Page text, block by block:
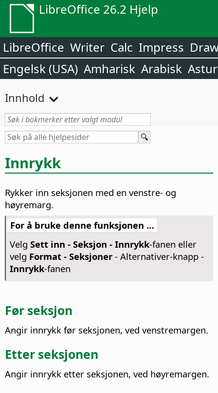
LibreOffice 26.2 Hjelp
LibreOffice Writer Calc Impress
Engelsk (USA) Amharisk Arabisk
Innhold
Innrykk
Rykker inn seksjonen med en venstre- og
høyremarg.
For å bruke denne funksjonen …
Velg Sett inn - Seksjon - Innrykk-fanen eller
velg Format - Seksjoner- Alternativer-knapp -
Innrykk-fanen
Før seksjon
Angir innrykk før seksjonen, ved venstremargen.
Etter seksjonen
Angir innrykk etter seksjonen, ved høyremargen.